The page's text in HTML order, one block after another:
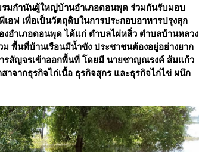
กำนันผู้ใหญ่บ้านอำเภอดอนพุด ร่วมกันรับมอบ
ฟ เพื่อเป็นวัตถุดิบในการประกอบอาหารปรุงสุก
อำเภอดอนพุด ได้แก่ ตำบลไผ่หลิ่ว ตำบลบ้านหลวง
พื้นที่บ้านเรือนมีน้ำขัง ประชาชนต้องอยู่อย่างยาก
รสัญจรเข้าออกพื้นที่ โดยมี นายชาญณรงค์ ส้มแก้ว
จากธุรกิจไก่เนื้อ ธุรกิจสุกร และธุรกิจไก่ไข่ ผนึก